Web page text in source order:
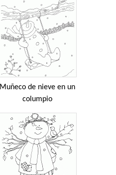
Muñeco de nieve en un
columpio